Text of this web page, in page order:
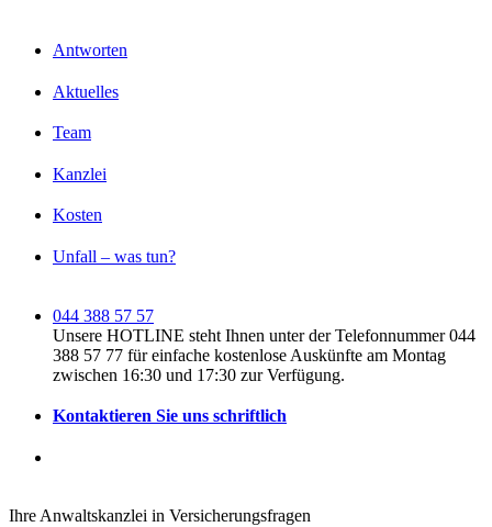
Antworten
Aktuelles
Team
Kanzlei
Kosten
Unfall – was tun?
044 388 57 57
Unsere HOTLINE steht Ihnen unter der Telefonnummer 044
388 57 77 für einfache kostenlose Auskünfte am Montag
zwischen 16:30 und 17:30 zur Verfügung.
Kontaktieren Sie uns schriftlich
Ihre Anwaltskanzlei in Versicherungsfragen